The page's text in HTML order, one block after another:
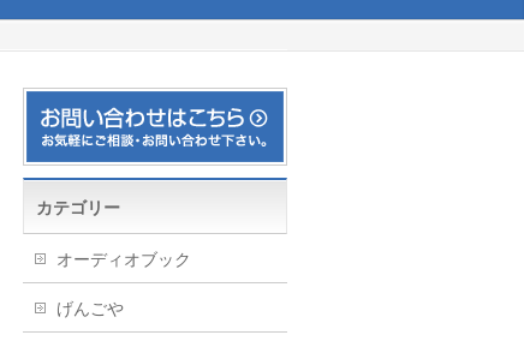
カテゴリー
オーディオブック
げんごや